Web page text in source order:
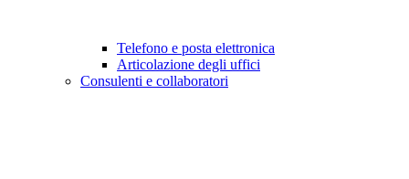
Telefono e posta elettronica
Articolazione degli uffici
Consulenti e collaboratori